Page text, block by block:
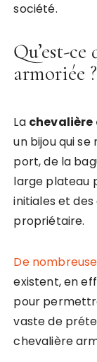
société.
Qu’est-ce
armoriée ?
La chevalière
un bijou qui
port, de la
large plateau
initiales et
propriétaire.
De
existent, en
pour
vaste de
chevalière